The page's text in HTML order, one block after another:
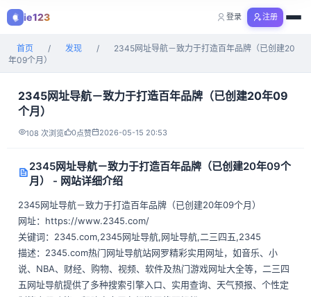
ie123
全部分类
登录 注册
首页 / 发现 /
2345网址导航－致力于打造百年品牌（已创建20
年09个月）
2345网址导航－致力于打造百年品牌（已创建20年09
个月）
108 次浏览 0点赞 2026-05-15 20:53
2345网址导航－致力于打造百年品牌（已创建20年09个
月） - 网站详细介绍
2345网址导航－致力于打造百年品牌（已创建20年09个月）
网址：https://www.2345.com/
关键词：2345.com,2345网址导航,网址导航,二三四五,2345
描述：2345.com热门网址导航站网罗精彩实用网址，如音乐、小
说、NBA、财经、购物、视频、软件及热门游戏网址大全等，二三四
五网址导航提供了多种搜索引擎入口、实用查询、天气预报、个性定